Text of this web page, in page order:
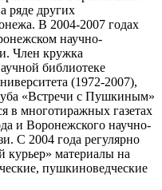
ряде других
В 2004-2007 годах
научно-
Член кружка
библиотеке
(1972-2007),
«Встречи с Пушкиным»
в многотиражных газетах
и Воронежского научно-
С 2004 года регулярно
курьер» материалы на
пушкиноведческие